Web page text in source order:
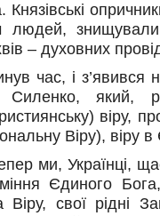
Князівські
людей, знищували
– духовних
час, і з’явився
який,
віру,
Віру), віру
ми, Українці,
Єдиного
Віру, свої рідні